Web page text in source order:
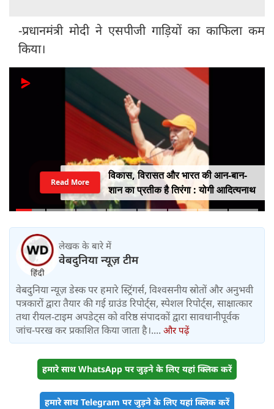
-प्रधानमंत्री मोदी ने एसपीजी गाड़ियों का काफिला कम
किया।
विकास, विरासत और भारत की आन-बान-
शान का प्रतीक है तिरंगा : योगी आदित्यनाथ
Read More
लेखक के बारे में
वेबदुनिया न्यूज़ टीम
वेबदुनिया न्यूज़ डेस्क पर हमारे स्ट्रिंगर्स, विश्वसनीय स्रोतों और अनुभवी
पत्रकारों द्वारा तैयार की गई ग्राउंड रिपोर्ट्स, स्पेशल रिपोर्ट्स, साक्षात्कार
तथा रीयल-टाइम अपडेट्स को वरिष्ठ संपादकों द्वारा सावधानीपूर्वक
जांच-परख कर प्रकाशित किया जाता है।.... और पढ़ें
हमारे साथ WhatsApp पर जुड़ने के लिए यहां क्लिक करें
हमारे साथ Telegram पर जुड़ने के लिए यहां क्लिक करें